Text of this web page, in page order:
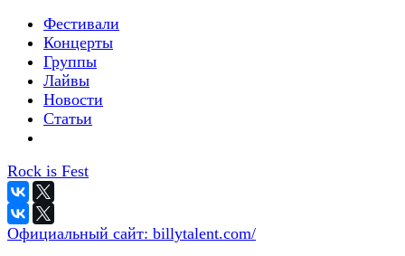
Фестивали
Концерты
Группы
Лайвы
Новости
Статьи
Rock is Fest
Официальный сайт: billytalent.com/